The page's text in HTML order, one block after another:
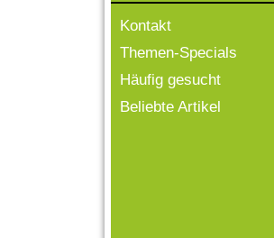
Kontakt
Themen-Specials
Häufig gesucht
Beliebte Artikel